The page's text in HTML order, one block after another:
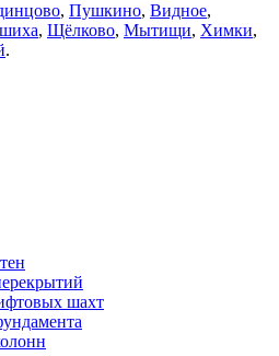
, Пушкино, Видное,
, Щёлково, Мытищи, Химки,
.
шахт